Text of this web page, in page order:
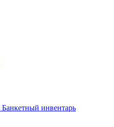
Банкетный инвентарь